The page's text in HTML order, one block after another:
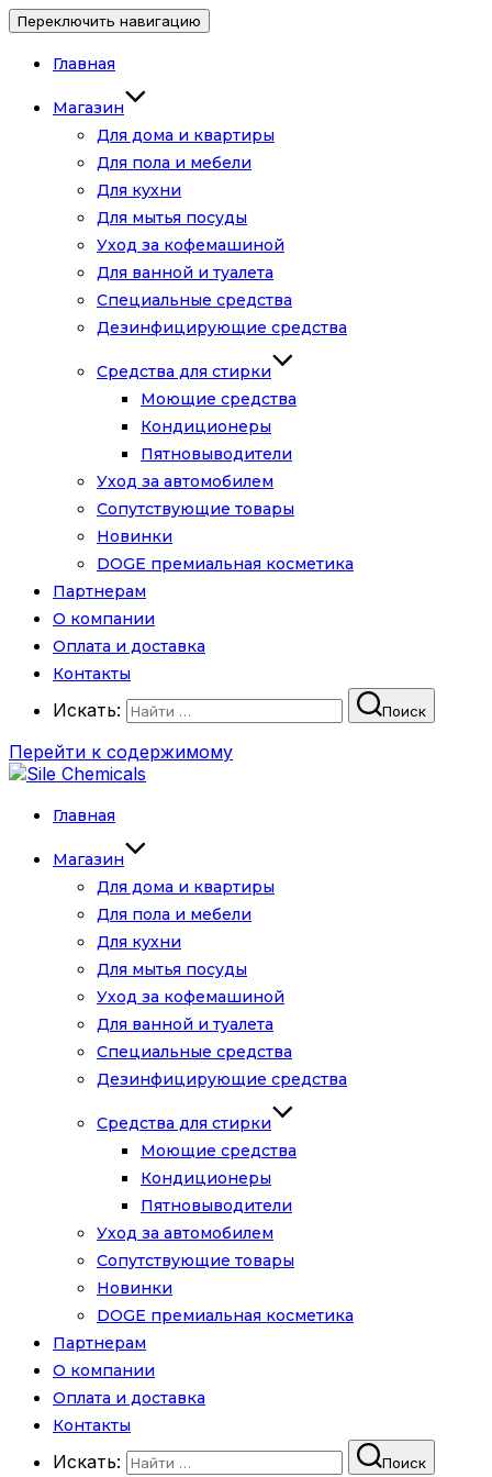
Переключить навигацию
Главная
Магазин
Для дома и квартиры
Для пола и мебели
Для кухни
Для мытья посуды
Уход за кофемашиной
Для ванной и туалета
Специальные средства
Дезинфицирующие средства
Средства для стирки
Моющие средства
Кондиционеры
Пятновыводители
Уход за автомобилем
Сопутствующие товары
Новинки
DOGE премиальная косметика
Партнерам
О компании
Оплата и доставка
Контакты
Искать: Поиск
Перейти к содержимому
Главная
Магазин
Для дома и квартиры
Для пола и мебели
Для кухни
Для мытья посуды
Уход за кофемашиной
Для ванной и туалета
Специальные средства
Дезинфицирующие средства
Средства для стирки
Моющие средства
Кондиционеры
Пятновыводители
Уход за автомобилем
Сопутствующие товары
Новинки
DOGE премиальная косметика
Партнерам
О компании
Оплата и доставка
Контакты
Искать: Поиск